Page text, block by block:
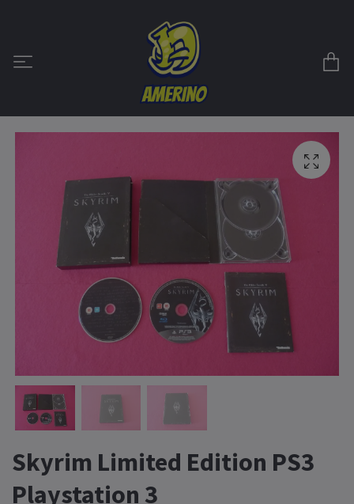
Skyrim Limited Edition PS3
Playstation 3